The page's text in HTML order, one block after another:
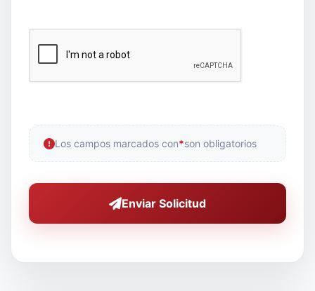
Los campos marcados con*son obligatorios
Enviar Solicitud